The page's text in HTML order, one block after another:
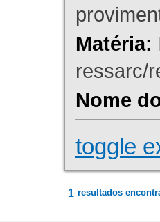
Matéria:
ressarc/
Nome
toggle
1 resultados